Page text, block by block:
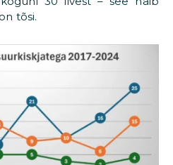
tõsi.